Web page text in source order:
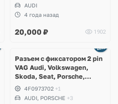
AUDI
4 года назад
20,000 ₽ 1902
Разъем с фиксатором 2 pin
VAG Audi, Volkswagen,
Skoda, Seat, Porsche,
Bentley, Lamborghini
4F0973702 +1
AUDI, PORSCHE +3